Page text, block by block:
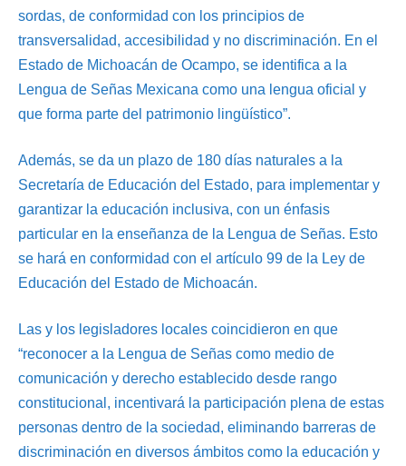
sordas, de conformidad con los principios de
transversalidad, accesibilidad y no discriminación. En el
Estado de Michoacán de Ocampo, se identifica a la
Lengua de Señas Mexicana como una lengua oficial y
que forma parte del patrimonio lingüístico”.
Además, se da un plazo de 180 días naturales a la
Secretaría de Educación del Estado, para implementar y
garantizar la educación inclusiva, con un énfasis
particular en la enseñanza de la Lengua de Señas. Esto
se hará en conformidad con el artículo 99 de la Ley de
Educación del Estado de Michoacán.
Las y los legisladores locales coincidieron en que
“reconocer a la Lengua de Señas como medio de
comunicación y derecho establecido desde rango
constitucional, incentivará la participación plena de estas
personas dentro de la sociedad, eliminando barreras de
discriminación en diversos ámbitos como la educación y